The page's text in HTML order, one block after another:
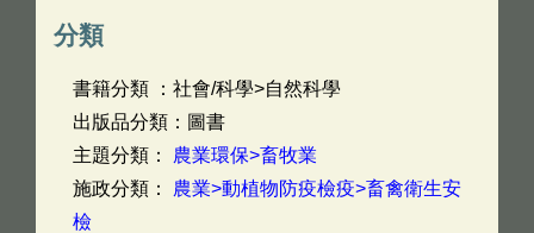
分類
書籍分類 ：社會/科學>自然科學
出版品分類：圖書
主題分類： 農業環保>畜牧業
施政分類： 農業>動植物防疫檢疫>畜禽衛生安
檢